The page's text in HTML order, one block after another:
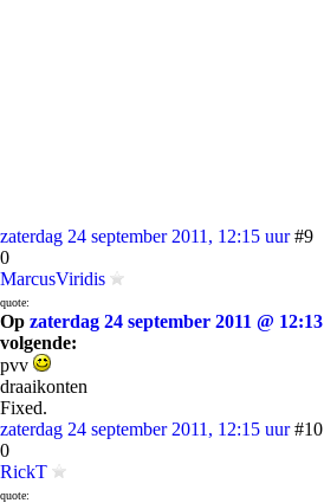
zaterdag 24 september 2011, 12:15 uur #9
0
MarcusViridis
quote:
Op zaterdag 24 september 2011 @ 12:13
volgende:
pvv
draaikonten
Fixed.
zaterdag 24 september 2011, 12:15 uur #10
0
RickT
quote: